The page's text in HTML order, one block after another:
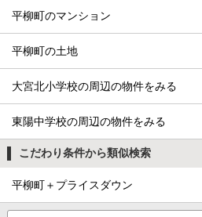
平柳町のマンション
平柳町の土地
大宮北小学校の周辺の物件をみる
東陽中学校の周辺の物件をみる
こだわり条件から類似検索
平柳町＋プライスダウン